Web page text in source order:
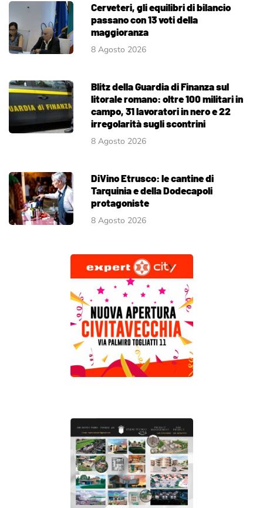
Cerveteri, gli equilibri di bilancio
passano con 13 voti della
maggioranza
8 Agosto 2026
Blitz della Guardia di Finanza sul
litorale romano: oltre 100 militari in
campo, 31 lavoratori in nero e 22
irregolarità sugli scontrini
8 Agosto 2026
DiVino Etrusco: le cantine di
Tarquinia e della Dodecapoli
protagoniste
8 Agosto 2026